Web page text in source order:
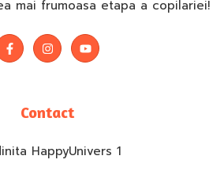
mai frumoasa etapa a copilariei!
Contact
HappyUnivers 1